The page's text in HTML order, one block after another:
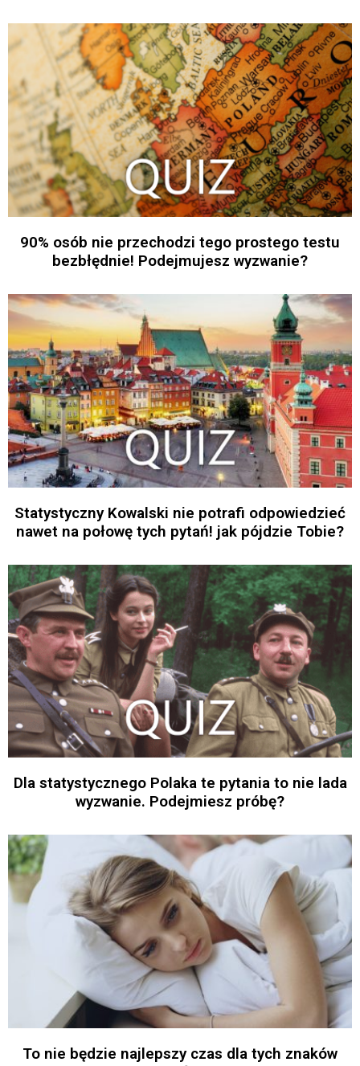
90% osób nie przechodzi tego prostego testu
bezbłędnie! Podejmujesz wyzwanie?
Statystyczny Kowalski nie potrafi odpowiedzieć
nawet na połowę tych pytań! jak pójdzie Tobie?
Dla statystycznego Polaka te pytania to nie lada
wyzwanie. Podejmiesz próbę?
To nie będzie najlepszy czas dla tych znaków